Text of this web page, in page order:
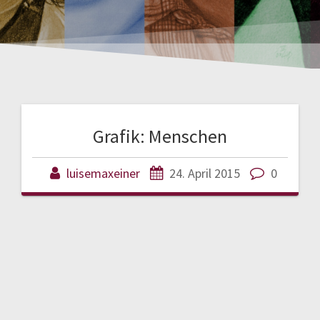
Grafik: Menschen
luisemaxeiner 24. April 2015 0